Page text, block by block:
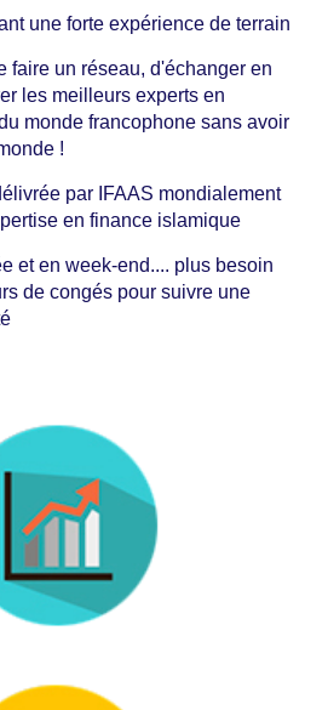
une forte expérience de terrain
faire un réseau, d'échanger en
les meilleurs experts en
monde francophone sans avoir
!
par IFAAS mondialement
en finance islamique
et en week-end.... plus besoin
de congés pour suivre une